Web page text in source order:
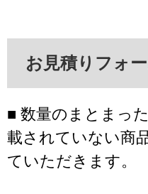
お見積りフォ
■ 数量のまとまっ
載されていない商
ていただきます。